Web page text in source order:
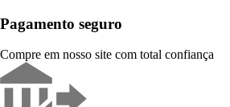
Pagamento seguro
Compre em nosso site com total confiança